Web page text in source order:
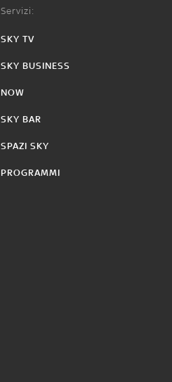
Servizi:
SKY TV
SKY BUSINESS
NOW
SKY BAR
SPAZI SKY
PROGRAMMI